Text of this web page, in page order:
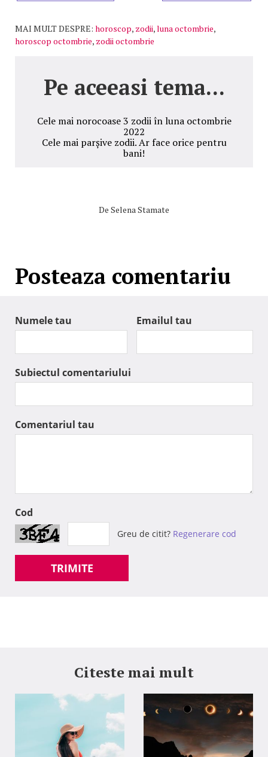
MAI MULT DESPRE: horoscop, zodii,luna octombrie,
horoscop octombrie, zodii octombrie
Pe aceeasi tema...
Cele mai norocoase 3 zodii în luna octombrie
2022
Cele mai parșive zodii. Ar face orice pentru
bani!
De Selena Stamate
Posteaza comentariu
Numele tau Emailul tau
Subiectul comentariului
Comentariul tau
Cod
Greu de citit? Regenerare cod
TRIMITE
Citeste mai mult